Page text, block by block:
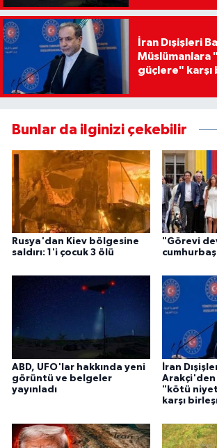
İran Dışişleri
Müslümanlara
güçlere" karşı
Bunlar da ilginizi çekebilir
Rusya'dan Kiev bölgesine
saldırı: 1'i çocuk 3 ölü
"Görevi
ABD, UFO'lar hakkında yeni
görüntü ve belgeler
yayınladı
İran
Arakçi'den
"kötü
karşı